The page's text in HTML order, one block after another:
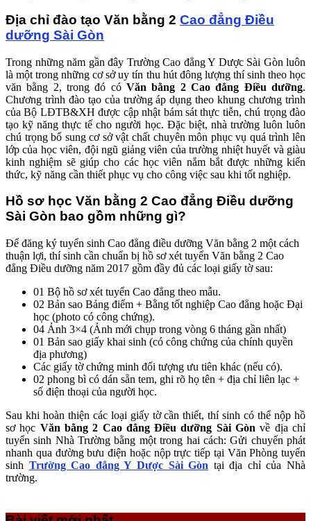
Địa chỉ đào tạo Văn bằng 2 Cao đẳng Điều
dưỡng Sài Gòn
Trong những năm gần đây Trường Cao đẳng Y Dược Sài Gòn luôn
là một trong những cơ sở uy tín thu hút đông lượng thí sinh theo học
văn bằng 2, trong đó có Văn bằng 2 Cao đẳng Điều dưỡng.
Chương trình đào tạo của trường áp dụng theo khung chương trình
của Bộ LĐTB&XH được cập nhật bám sát thực tiễn, chú trọng đào
tạo kỹ năng thực tế cho người học. Đặc biệt, nhà trường luôn luôn
chú trọng bổ sung cơ sở vật chất chuyên môn phục vụ quá trình lên
lớp của học viên, đội ngũ giảng viên của trường nhiệt huyết và giàu
kinh nghiệm sẽ giúp cho các học viên nắm bắt được những kiến
thức, kỹ năng cần thiết phục vụ cho công việc sau khi tốt nghiệp.
Hồ sơ học Văn bằng 2 Cao đẳng Điều dưỡng
Sài Gòn bao gồm những gì?
Để đăng ký tuyển sinh Cao đẳng điều dưỡng Văn bằng 2 một cách
thuận lợi, thí sinh cần chuẩn bị hồ sơ xét tuyển Văn bằng 2 Cao
đẳng Điều dưỡng năm 2017 gồm đầy đủ các loại giấy tờ sau:
01 Bộ hồ sơ xét tuyển Cao đẳng theo mẫu.
02 Bản sao Bảng điểm + Bằng tốt nghiệp Cao đẳng hoặc Đại
học (photo có công chứng).
04 Ảnh 3×4 (Ảnh mới chụp trong vòng 6 tháng gần nhất)
01 Bản sao giấy khai sinh (có công chứng của chính quyền
địa phương)
Các giấy tờ chứng minh đối tượng ưu tiên khác (nếu có).
02 phong bì có dán sẵn tem, ghi rõ họ tên + địa chỉ liên lạc +
số điện thoại của người học.
Sau khi hoàn thiện các loại giấy tờ cần thiết, thí sinh có thể nộp hồ
sơ học Văn bằng 2 Cao đẳng Điều dưỡng Sài Gòn về địa chỉ
tuyển sinh Nhà Trường bằng một trong hai cách: Gửi chuyển phát
nhanh qua đường bưu điện hoặc nộp trực tiếp tại Văn Phòng tuyển
sinh Trường Cao đẳng Y Dược Sài Gòn tại địa chỉ của Nhà
trường.